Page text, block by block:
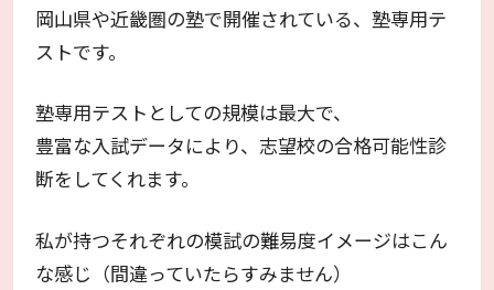
岡山県や近畿圏の塾で開催されている、塾専用テ
ストです。
塾専用テストとしての規模は最大で、
豊富な入試データにより、志望校の合格可能性診
断をしてくれます。
私が持つそれぞれの模試の難易度イメージはこん
な感じ（間違っていたらすみません）